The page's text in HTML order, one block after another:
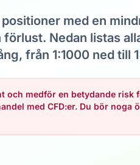
med en
Nedan listas
från 1:1000 ned till
och medför en betydande
med CFD:er. Du bör